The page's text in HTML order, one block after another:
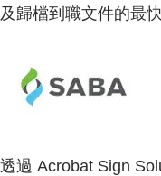
及歸檔到職文件的最
透過 Acrobat Sign